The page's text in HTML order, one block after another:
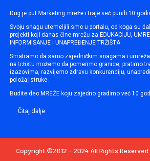
Dug je put Marketing mreže i traje već punih 10
Svoju snagu utemeljili smo u portalu, od koga su
projekti koji danas čine mrežu za EDUKACIJU,
INFORMISANJE i UNAPREĐENJE TRŽIŠTA.
Smatramo da samo zajedničkim snagama i
na tržištu možemo da pomerimo granice, pratimo
izazovima, razvijemo zdravu konkurenciju,
položaj struke.
Budite deo MREŽE koju zajedno gradimo već 10
Čitaj dalje
Copyright ©2012 - 2024 All Rights